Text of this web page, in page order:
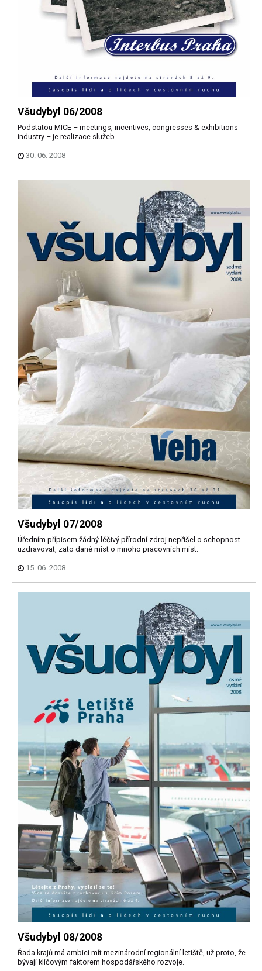
Všudybyl 06/2008
Podstatou MICE – meetings, incentives, congresses & exhibitions
industry – je realizace služeb.
30. 06. 2008
Všudybyl 07/2008
Úředním přípisem žádný léčivý přírodní zdroj nepřišel o schopnost
uzdravovat, zato dané míst o mnoho pracovních míst.
15. 06. 2008
Všudybyl 08/2008
Řada krajů má ambici mít mezinárodní regionální letiště, už proto, že
bývají klíčovým faktorem hospodářského rozvoje.